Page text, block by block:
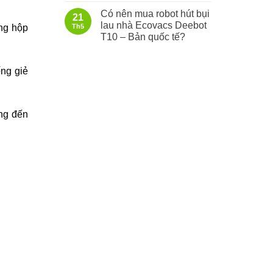
hộp
giẻ
đến
21
Th5
Có nên mua robot hút bụi
lau nhà Ecovacs Deebot
T10 – Bản quốc tế?